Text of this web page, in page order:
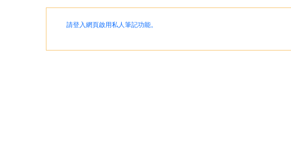
請登入網頁啟用私人筆記功能。